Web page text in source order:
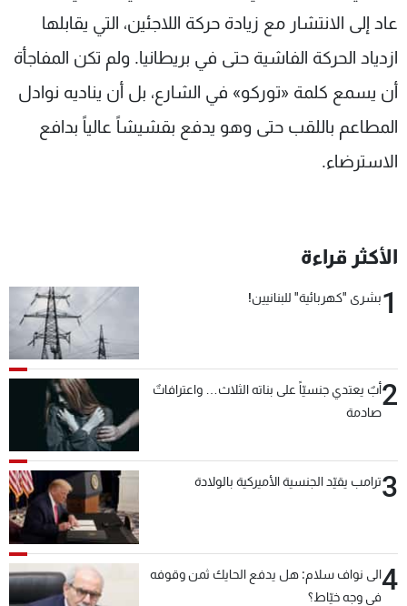
عاد إلى الانتشار مع زيادة حركة اللاجئين، التي يقابلها
ازدياد الحركة الفاشية حتى في بريطانيا. ولم تكن المفاجأة
أن يسمع كلمة «توركو» في الشارع، بل أن يناديه نوادل
المطاعم باللقب حتى وهو يدفع بقشيشاً عالياً بدافع
الاسترضاء.
الأكثر قراءة
1بشرى "كهربائية" للبنانيين!
2أبٌ يعتدي جنسيّاً على بناته الثلاث… واعترافاتٌ
صادمة
3ترامب يقيّد الجنسية الأميركية بالولادة
4الى نواف سلام: هل يدفع الحايك ثمن وقوفه
في وجه خيّاط؟